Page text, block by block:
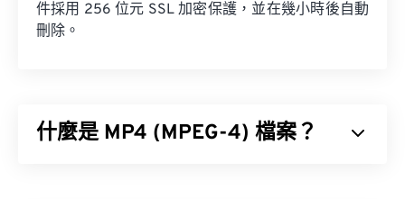
件採用 256 位元 SSL 加密保護，並在幾小時後自動
刪除。
什麼是 MP4 (MPEG-4) 檔案？